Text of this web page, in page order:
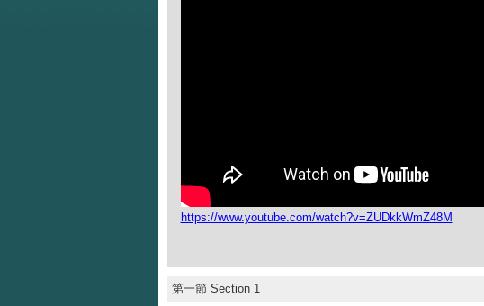
https://www.youtube.com/watch?v=ZUDkkWmZ48M
第一節 Section 1